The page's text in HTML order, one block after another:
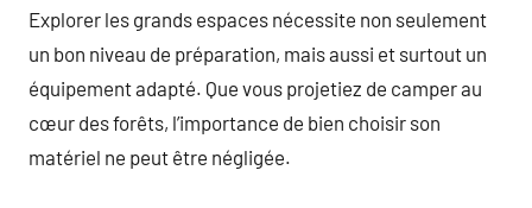
Explorer les grands espaces nécessite non seulement
un bon niveau de préparation, mais aussi et surtout un
équipement adapté. Que vous projetiez de camper au
cœur des forêts, l’importance de bien choisir son
matériel ne peut être négligée.